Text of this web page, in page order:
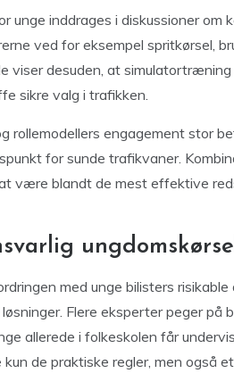
unge inddrages i diskussioner om
ved for eksempel spritkørsel,
viser desuden, at
sikre valg i trafikken.
rollemodellers engagement stor
for sunde trafikvaner.
være blandt de mest effektive
med unge bilisters
Flere eksperter peger på
allerede i folkeskolen får
de praktiske regler, men også